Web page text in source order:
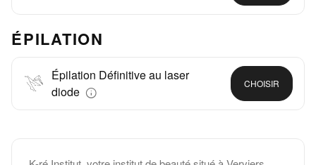
ÉPILATION
Épilation Définitive au laser
diode
CHOISIR